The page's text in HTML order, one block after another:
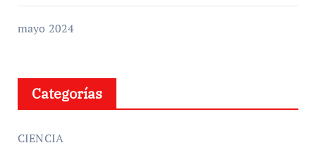
mayo 2024
Categorías
CIENCIA